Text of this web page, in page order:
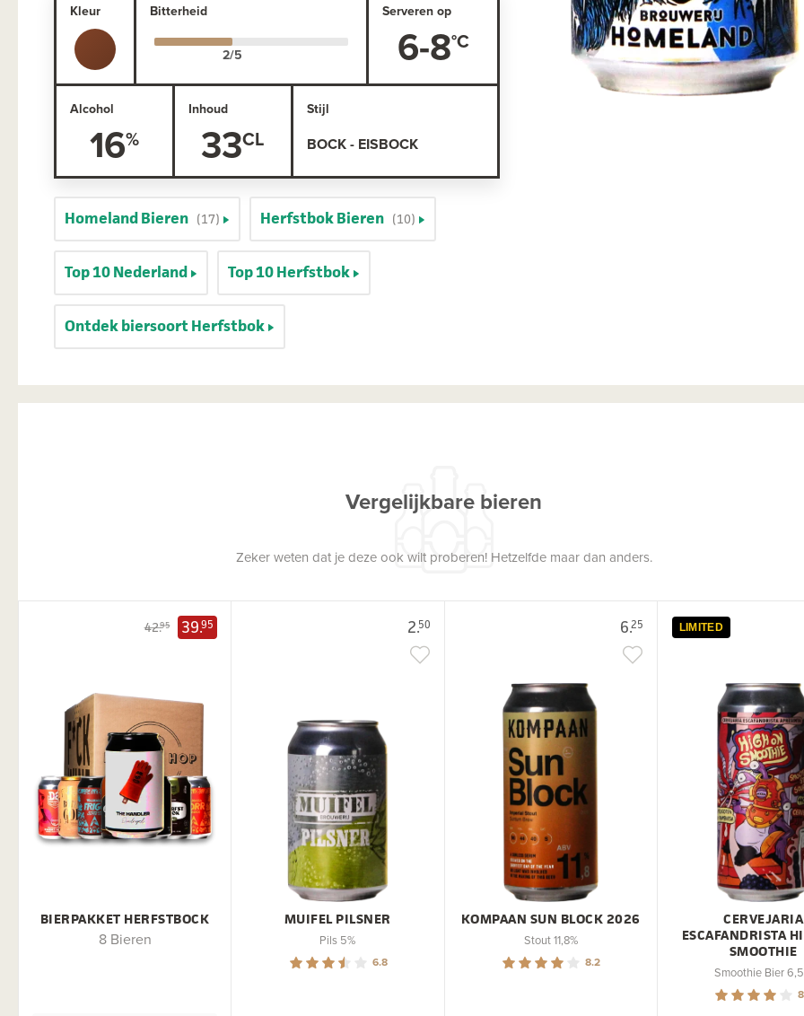
Kleur Bitterheid Serveren op
6-8
Alcohol
16
Inhoud
33
Stijl
BOCK - EISBOCK
Homeland Bieren (17) Herfstbok Bieren (10)
Top 10 Nederland Top 10 Herfstbok
Ontdek biersoort Herfstbok
Vergelijkbare bieren
Zeker weten dat je deze ook wilt proberen! Hetzelfde maar dan anders.
42.95 39.95
BIERPAKKET HERFSTBOCK
8 Bieren
2.50
MUIFEL PILSNER
Pils 5%
6.8
6.25
KOMPAAN SUN BLOCK 2026
Stout 11,8%
8.2
LIMITED
CERVEJARIA
ESCAFANDRISTA
SMOOTHIE
Smoothie Bier